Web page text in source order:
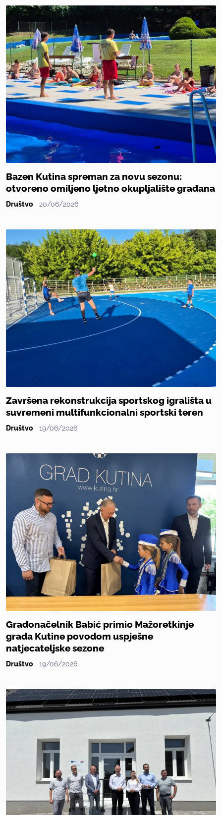
Bazen Kutina spreman za novu sezonu:
otvoreno omiljeno ljetno okupljalište građana
Društvo 20/06/2026
Završena rekonstrukcija sportskog igrališta u
suvremeni multifunkcionalni sportski teren
Društvo 19/06/2026
Gradonačelnik Babić primio Mažoretkinje
grada Kutine povodom uspješne
natjecateljske sezone
Društvo 19/06/2026